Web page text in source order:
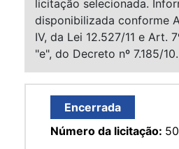
licitação selecionada.
disponibilizada conforme
IV, da Lei 12.527/11 e Art.
"e", do Decreto nº 7.185/10.
Encerrada
Número da licitação: